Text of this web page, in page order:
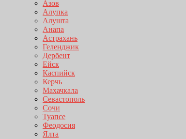
Азов
Алупка
Алушта
Анапа
Астрахань
Геленджик
Дербент
Ейск
Каспийск
Керчь
Махачкала
Севастополь
Сочи
Туапсе
Феодосия
Ялта